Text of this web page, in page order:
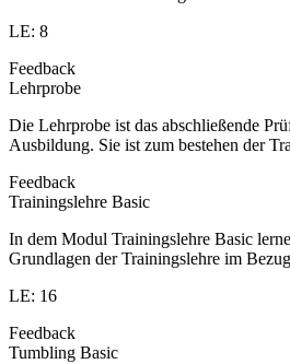
LE: 8
Feedback
Lehrprobe
Die Lehrprobe ist das abschließende
Ausbildung. Sie ist zum bestehen der
Feedback
Trainingslehre Basic
In dem Modul Trainingslehre Basic
Grundlagen der Trainingslehre im
LE: 16
Feedback
Tumbling Basic